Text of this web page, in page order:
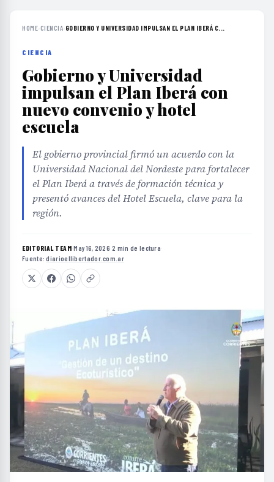
HOME›CIENCIA› GOBIERNO Y UNIVERSIDAD IMPULSAN EL PLAN IBERÁ C...
CIENCIA
Gobierno y Universidad
impulsan el Plan Iberá con
nuevo convenio y hotel
escuela
El gobierno provincial firmó un acuerdo con la
Universidad Nacional del Nordeste para fortalecer
el Plan Iberá a través de formación técnica y
presentó avances del Hotel Escuela, clave para la
región.
EDITORIAL TEAM·May 16, 2026·2 min de lectura·
Fuente:diarioellibertador.com.ar